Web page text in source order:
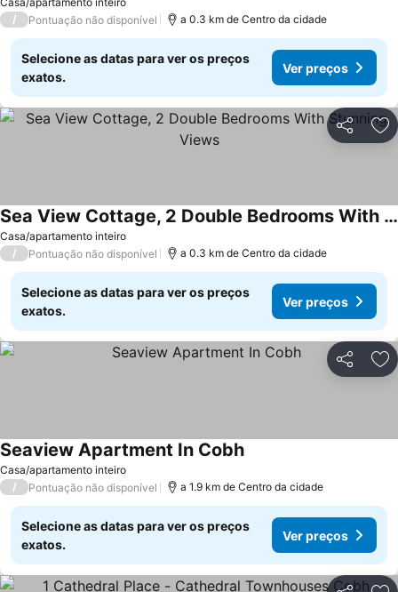
/ Pontuação não disponível a 0.3 km de Centro da cidade
Selecione as datas para ver os preços
exatos.
Ver preços
Partilhar
Casa/apartamento inteiro
Sea View Cottage, 2 Double Bedrooms With Stunning Views
/ Pontuação não disponível a 0.3 km de Centro da cidade
Selecione as datas para ver os preços
exatos.
Ver preços
Partilhar
Casa/apartamento inteiro
Seaview Apartment In Cobh
/ Pontuação não disponível a 1.9 km de Centro da cidade
Selecione as datas para ver os preços
exatos.
Ver preços